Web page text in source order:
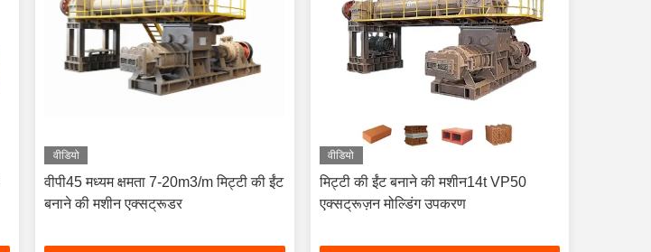
वीडियो
वीपी45 मध्यम क्षमता 7-20m3/m मिट्टी की ईंट
बनाने की मशीन एक्सट्रूडर
वीडियो
मिट्टी की ईंट बनाने की मशीन14t VP50
एक्सट्रूज़न मोल्डिंग उपकरण